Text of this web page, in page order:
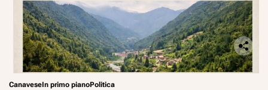
CanaveseIn primo pianoPolitica